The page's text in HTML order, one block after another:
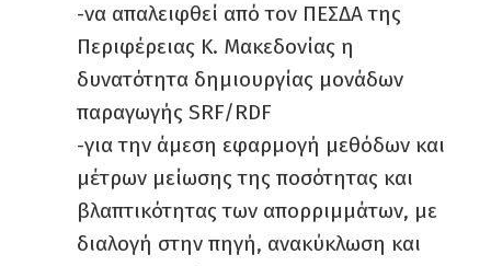
-να απαλειφθεί από τον ΠΕΣΔΑ της
Περιφέρειας Κ. Μακεδονίας η
δυνατότητα δημιουργίας μονάδων
παραγωγής SRF/RDF
-για την άμεση εφαρμογή μεθόδων και
μέτρων μείωσης της ποσότητας και
βλαπτικότητας των απορριμμάτων, με
διαλογή στην πηγή, ανακύκλωση και